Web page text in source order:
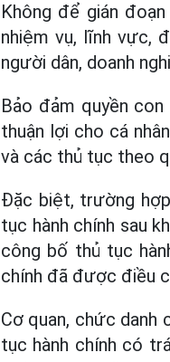
Không để gián
nhiệm vụ, lĩnh vực,
người dân, doanh
Bảo đảm quyền
thuận lợi cho cá
và các thủ tục theo
Đặc biệt, trường
tục hành chính sau
công bố thủ tục
chính đã được điều
Cơ quan, chức danh
tục hành chính có